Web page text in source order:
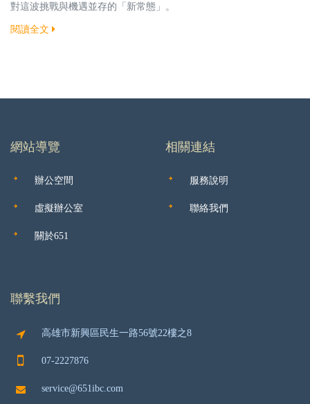
對這波挑戰與機遇並存的「新常態」。
閱讀全文
網站導覽
辦公空間
虛擬辦公室
關於651
相關連結
服務說明
聯絡我們
聯繫我們
高雄市新興區民生一路56號22樓之8
07-2227876
service@651ibc.com